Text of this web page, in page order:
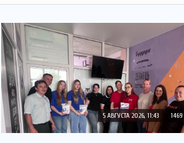
5 АВГУСТА 2026, 11:43 1469